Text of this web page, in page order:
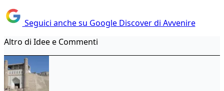
Seguici anche su Google Discover di Avvenire
Altro di Idee e Commenti